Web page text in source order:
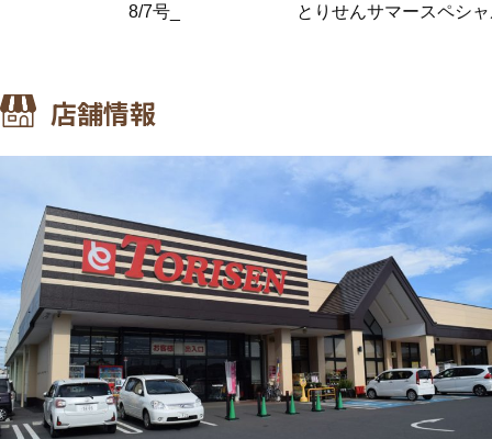
8/7号_ とりせんサマースペシ
店舗情報